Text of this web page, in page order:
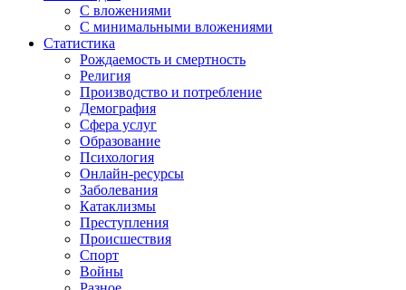
С вложениями
С минимальными вложениями
Статистика
Рождаемость и смертность
Религия
Производство и потребление
Демография
Сфера услуг
Образование
Психология
Онлайн-ресурсы
Заболевания
Катаклизмы
Преступления
Происшествия
Спорт
Войны